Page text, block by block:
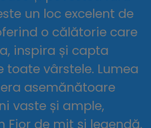
un loc excelent de
o călătorie care
inspira și capta
toate vârstele. Lumea
asemănătoare
vaste și ample,
Fior de mit și legendă,